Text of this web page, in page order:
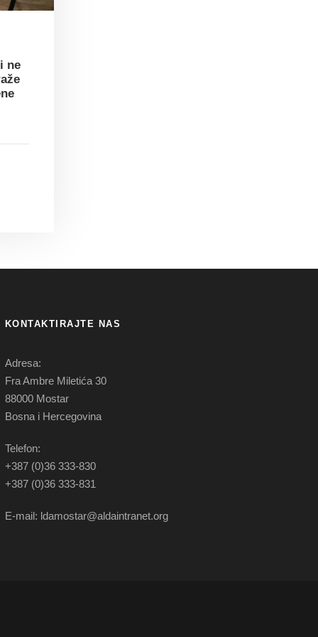
ne
KONTAKTIRAJTE NAS
Adresa:
Fra Ambre Miletića 30
88000 Mostar
Bosna i Hercegovina
Telefon:
+387 (0)36 333-830
+387 (0)36 333-831
E-mail: ldamostar@aldaintranet.org